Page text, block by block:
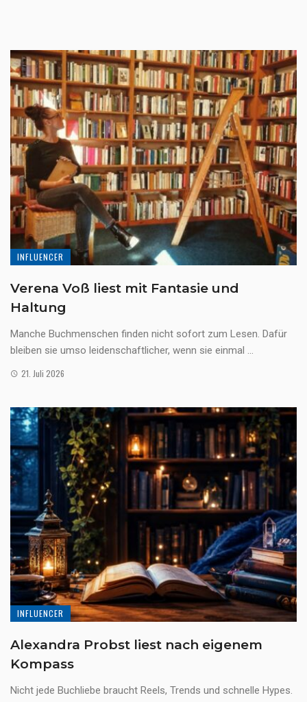
INFLUENCER
Verena Voß liest mit Fantasie und
Haltung
Manche Buchmenschen finden nicht sofort zum Lesen. Dafür
bleiben sie umso leidenschaftlicher, wenn sie einmal ...
21. Juli 2026
INFLUENCER
Alexandra Probst liest nach eigenem
Kompass
Nicht jede Buchliebe braucht Reels, Trends und schnelle Hypes.